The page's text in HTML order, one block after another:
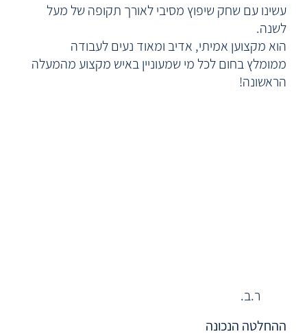
ר.ב.
עשינו עם שחק שיפוץ מסיבי לאורך תקופה של מעל
לשנה.
הוא מקצוען אמיתי, אדיב ומאוד נעים לעבודה
ממומלץ בחום לכל מי שמעוניין באיש מקצוע מהמעלה
הראשונה!
ההחלטה הנכונה